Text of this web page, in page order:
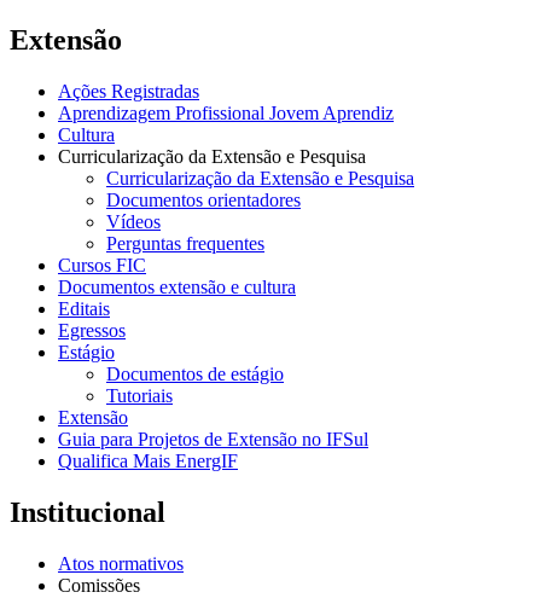
Extensão
Ações Registradas
Aprendizagem Profissional Jovem Aprendiz
Cultura
Curricularização da Extensão e Pesquisa
Curricularização da Extensão e Pesquisa
Documentos orientadores
Vídeos
Perguntas frequentes
Cursos FIC
Documentos extensão e cultura
Editais
Egressos
Estágio
Documentos de estágio
Tutoriais
Extensão
Guia para Projetos de Extensão no IFSul
Qualifica Mais EnergIF
Institucional
Atos normativos
Comissões